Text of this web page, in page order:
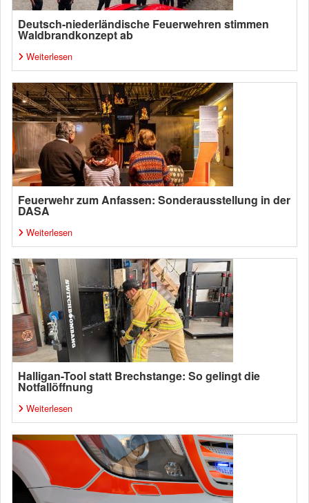
Deutsch-niederländische Feuerwehren stimmen
Waldbrandkonzept ab
Weiterlesen
Feuerwehr zum Anfassen: Sonderausstellung in der
DASA
Weiterlesen
Halligan-Tool statt Brechstange: So gelingt die
Notfallöffnung
Weiterlesen